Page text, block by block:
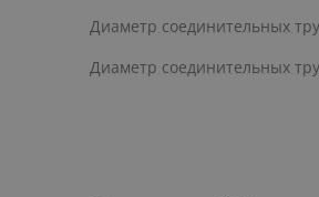
Диаметр соединительных
Диаметр соединительных